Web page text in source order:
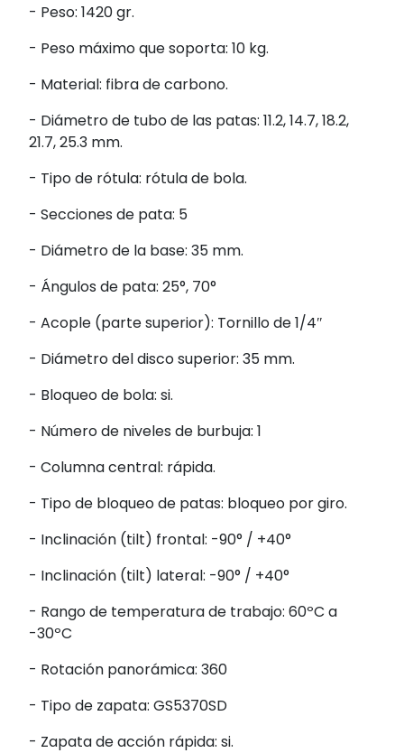
- Peso: 1420 gr.
- Peso máximo que soporta: 10 kg.
- Material: fibra de carbono.
- Diámetro de tubo de las patas: 11.2, 14.7, 18.2,
21.7, 25.3 mm.
- Tipo de rótula: rótula de bola.
- Secciones de pata: 5
- Diámetro de la base: 35 mm.
- Ángulos de pata: 25°, 70°
- Acople (parte superior): Tornillo de 1/4″
- Diámetro del disco superior: 35 mm.
- Bloqueo de bola: si.
- Número de niveles de burbuja: 1
- Columna central: rápida.
- Tipo de bloqueo de patas: bloqueo por giro.
- Inclinación (tilt) frontal: -90° / +40°
- Inclinación (tilt) lateral: -90° / +40°
- Rango de temperatura de trabajo: 60ºC a
-30ºC
- Rotación panorámica: 360
- Tipo de zapata: GS5370SD
- Zapata de acción rápida: si.